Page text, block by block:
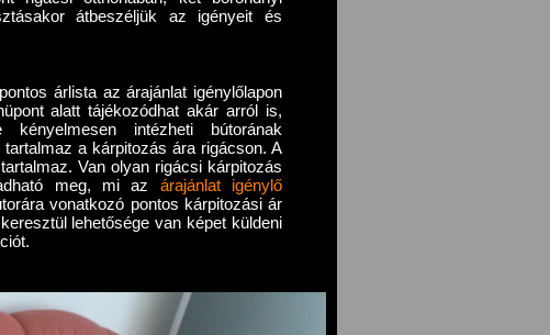
átbeszéljük az igényeit és
árlista az árajánlat igénylőlapon
alatt tájékozódhat akár arról is,
intézheti bútorának
a kárpitozás ára rigácson. A
Van olyan rigácsi kárpitozás
meg, mi az árajánlat igénylő
vonatkozó pontos kárpitozási ár
lehetősége van képet küldeni